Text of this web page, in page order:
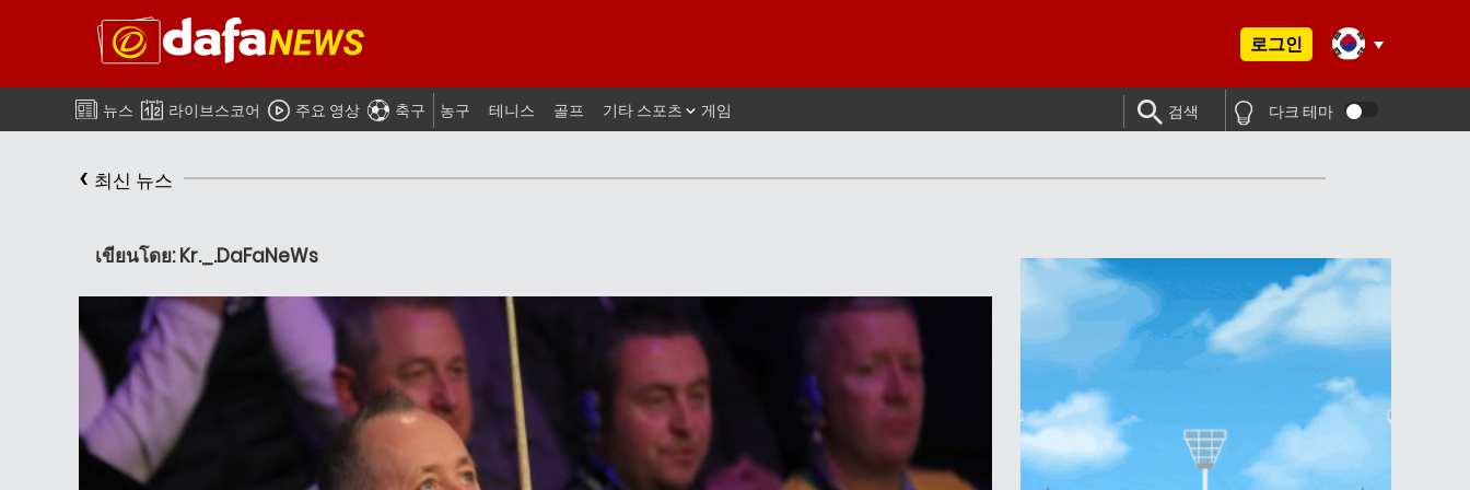
로그인
뉴스 라이브스코어 주요 영상 축구 농구 테니스 골프 기타 스포츠 게임 검색 다크 테마
‹ 최신 뉴스
เขียนโดย: Kr._.DaFaNeWs